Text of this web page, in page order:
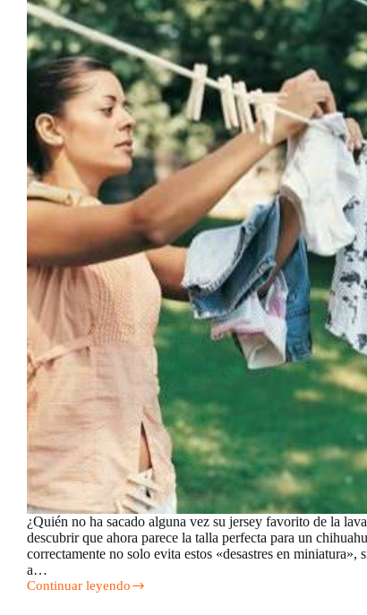
¿Quién no ha sacado alguna vez su jersey favorito de la
descubrir que ahora parece la talla perfecta para un
correctamente no solo evita estos «desastres en miniatura»,
a…
Continuar leyendo
Los